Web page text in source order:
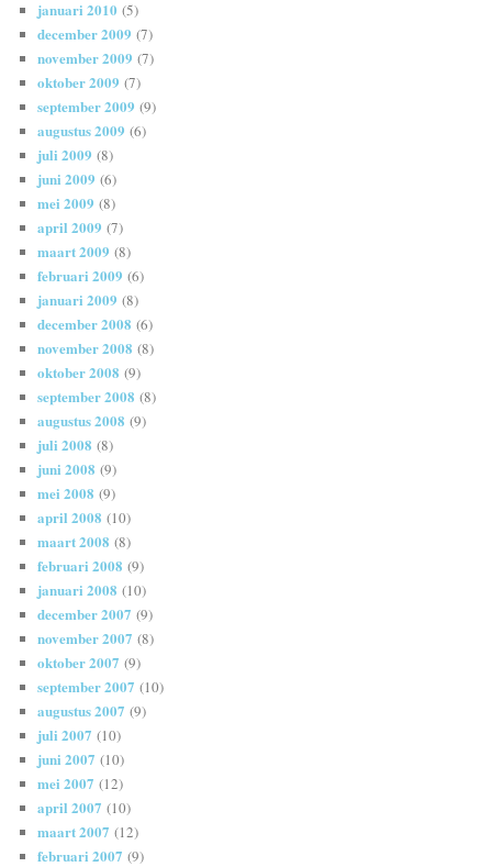
januari 2010 (5)
december 2009 (7)
november 2009 (7)
oktober 2009 (7)
september 2009 (9)
augustus 2009 (6)
juli 2009 (8)
juni 2009 (6)
mei 2009 (8)
april 2009 (7)
maart 2009 (8)
februari 2009 (6)
januari 2009 (8)
december 2008 (6)
november 2008 (8)
oktober 2008 (9)
september 2008 (8)
augustus 2008 (9)
juli 2008 (8)
juni 2008 (9)
mei 2008 (9)
april 2008 (10)
maart 2008 (8)
februari 2008 (9)
januari 2008 (10)
december 2007 (9)
november 2007 (8)
oktober 2007 (9)
september 2007 (10)
augustus 2007 (9)
juli 2007 (10)
juni 2007 (10)
mei 2007 (12)
april 2007 (10)
maart 2007 (12)
februari 2007 (9)